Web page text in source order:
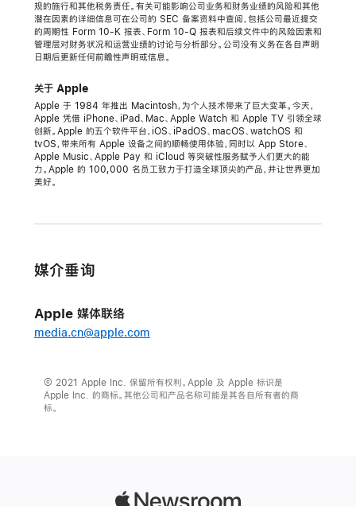
规的施行和其他税务责任。有关可能影响公司业务和财务业绩的风险和其他
潜在因素的详细信息可在公司的 SEC 备案资料中查阅，包括公司最近提交
的周期性 Form 10-K 报表、Form 10-Q 报表和后续文件中的风险因素和
管理层对财务状况和运营业绩的讨论与分析部分。公司没有义务在各自声明
日期后更新任何前瞻性声明或信息。
关于 Apple
Apple 于 1984 年推出 Macintosh，为个人技术带来了巨大变革。今天，
Apple 凭借 iPhone、iPad、Mac、Apple Watch 和 Apple TV 引领全球
创新。Apple 的五个软件平台，iOS、iPadOS、macOS、watchOS 和
tvOS，带来所有 Apple 设备之间的顺畅使用体验，同时以 App Store、
Apple Music、Apple Pay 和 iCloud 等突破性服务赋予人们更大的能
力。Apple 的 100,000 名员工致力于打造全球顶尖的产品，并让世界更加
美好。
媒介垂询
Apple 媒体联络
media.cn@apple.com
© 2021 Apple Inc. 保留所有权利。Apple 及 Apple 标识是
Apple Inc. 的商标。其他公司和产品名称可能是其各自所有者的商
标。